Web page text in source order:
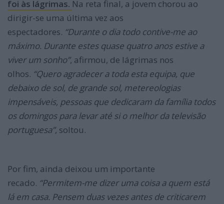
foi às lágrimas. Na reta final, a jovem chorou ao
dirigir-se uma última vez aos
espectadores. “Durante o dia todo contive-me ao
máximo. Durante estes quase quatro anos estive a
viver um sonho”, afirmou, de lágrimas nos
olhos. “Quero agradecer a toda esta equipa, que
debaixo de sol, de grande sol, metereologias
impensáveis, pessoas que dedicaram da família todos
os domingos para levar até si o melhor da televisão
portuguesa”, soltou.
Por fim, ainda deixou um importante
recado. “Permitem-me dizer uma coisa a quem está
lá em casa. Pensem duas vezes antes de criticarem